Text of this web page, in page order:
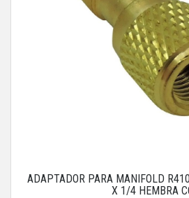
ADAPTADOR PARA MANIFOLD
X 1/4 HEMBRA